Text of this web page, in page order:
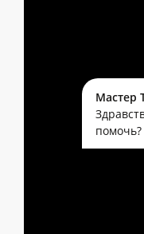
помочь?
Клиент
Клиент
Мастер